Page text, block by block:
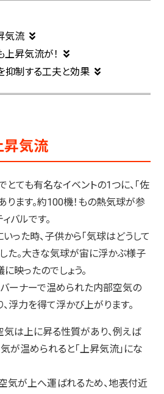
気流
昇気流が！
抑制する工夫と効果
昇気流
ても有名なイベントの1つに、「佐
ります。約100機！もの熱気球が参
バルです。
った時、子供から「気球はどうして
た。大きな気球が宙に浮かぶ様子
映ったのでしょう。
バーナーで温められた内部空気の
浮力を得て浮かび上がります。
気は上に昇る性質があり、例えば
が温められると「上昇気流」にな
気が上へ運ばれるため、地表付近